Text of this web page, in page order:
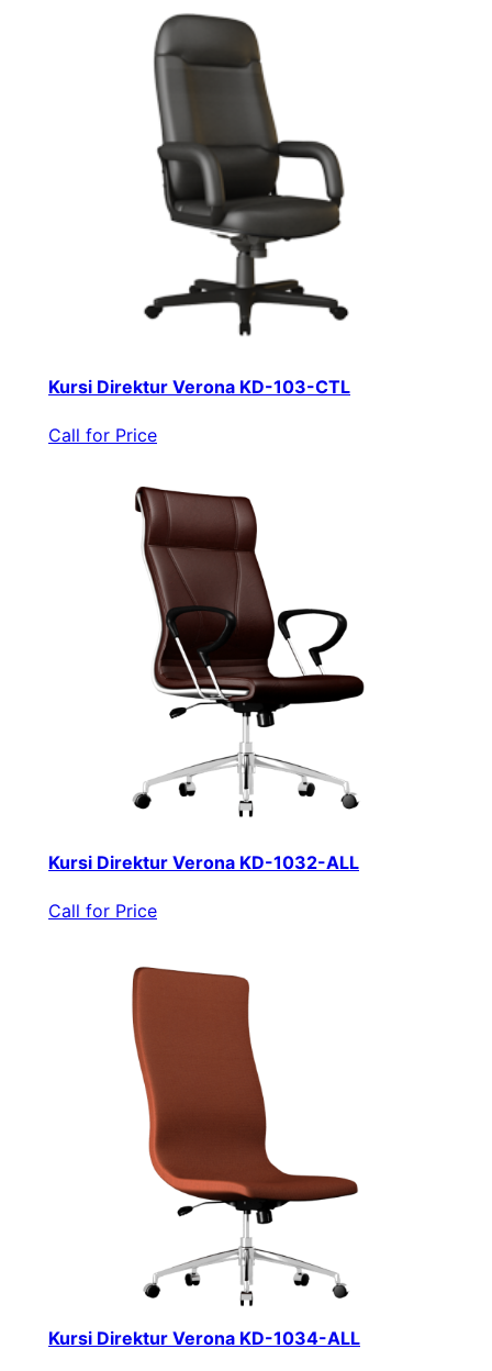
Kursi Direktur Verona KD-103-CTL
Call for Price
Kursi Direktur Verona KD-1032-ALL
Call for Price
Kursi Direktur Verona KD-1034-ALL